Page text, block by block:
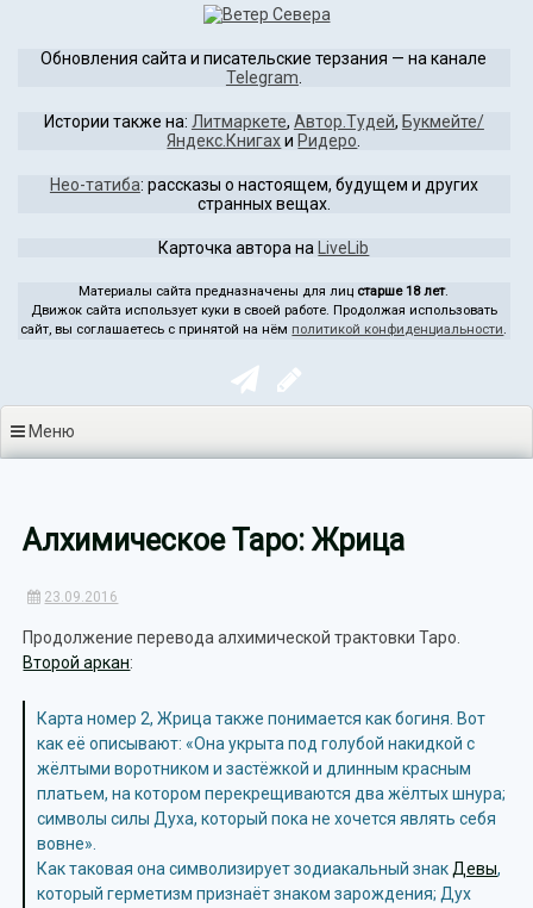
содержимому
Обновления сайта и писательские терзания — на канале
Telegram
Истории также на: Литмаркете, Автор.Тудей, Букмейте/
Яндекс.Книгахи Ридеро
Нео-татиба: рассказы о настоящем, будущем и других
странных вещах.
Карточка автора на LiveLib
Материалы сайта предназначены для лиц старше 18 лет.
Движок сайта использует куки в своей работе. Продолжая использовать
сайт, вы соглашаетесь с принятой на нём политикой конфиденциальности.
Меню
Алхимическое Таро: Жрица
23.09.2016
Продолжение перевода алхимической трактовки Таро.
Второй аркан:
Карта номер 2, Жрица также понимается как богиня. Вот
как её описывают: «Она укрыта под голубой накидкой с
жёлтыми воротником и застёжкой и длинным красным
платьем, на котором перекрещиваются два жёлтых шнура;
символы силы Духа, который пока не хочется являть себя
вовне».
Как таковая она символизирует зодиакальный знак Девы,
который герметизм признаёт знаком зарождения; Дух